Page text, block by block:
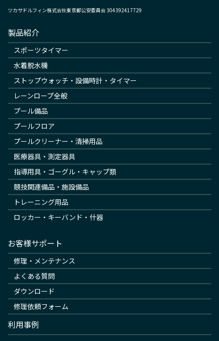
ツカサドルフィン株式会社東京都公安委員会 304392417729
製品紹介
スポーツタイマー
水着脱水機
ストップウォッチ・設備時計・タイマー
レーンロープ全般
プール備品
プールフロア
プールクリーナー・清掃用品
医療器具・測定器具
指導用具・ゴーグル・キャップ類
競技関連備品・施設備品
トレーニング用品
ロッカー・キーバンド・什器
お客様サポート
修理・メンテナンス
よくある質問
ダウンロード
修理依頼フォーム
利用事例